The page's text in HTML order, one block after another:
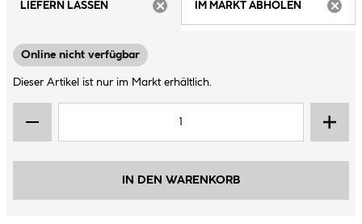
LIEFERN LASSEN
IM MARKT ABHOLEN
Online nicht verfügbar
Dieser Artikel ist nur im Markt erhältlich.
IN DEN WARENKORB